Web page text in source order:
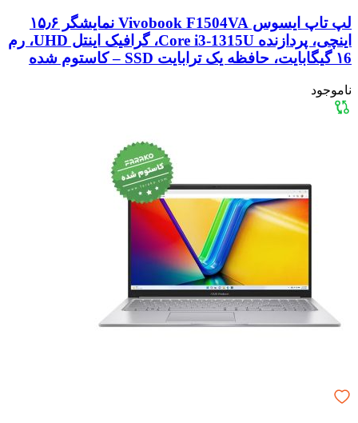
لپ تاپ ایسوس Vivobook F1504VA نمایشگر ۱۵٫۶
اینچی، پردازنده Core i3-1315U، گرافیک اینتل UHD، رم
۱6 گیگابایت، حافظه یک ترابایت SSD – کاستوم شده
ناموجود